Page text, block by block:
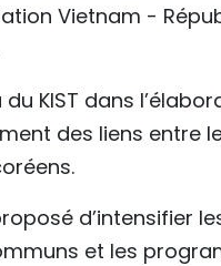
Vietnam -
KIST dans
des liens entre
d’intensifier
et les